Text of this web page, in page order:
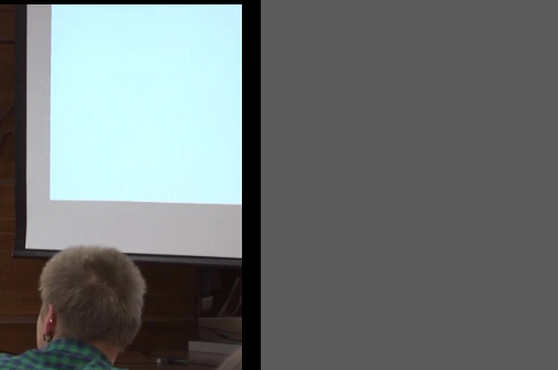
Вадим Макеев
HTML Academy